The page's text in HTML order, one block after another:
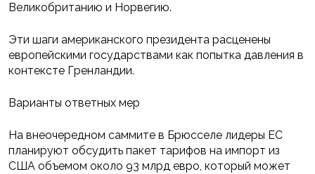
Великобританию и Норвегию.
Эти шаги американского президента расценены
европейскими государствами как попытка давления в
контексте Гренландии.
Варианты ответных мер
На внеочередном саммите в Брюсселе лидеры ЕС
планируют обсудить пакет тарифов на импорт из
США объемом около 93 млрд евро, который может